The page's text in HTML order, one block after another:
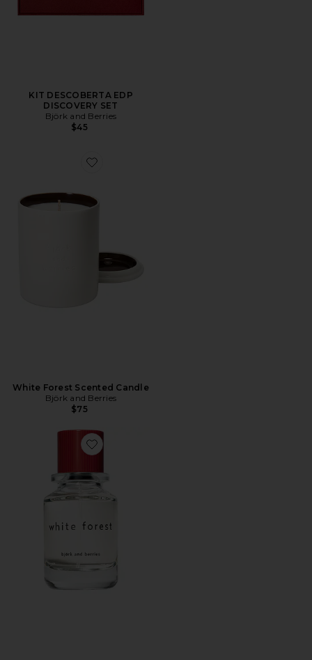
KIT DESCOBERTA EDP
DISCOVERY SET
Björk and Berries
$45
Favorite White Forest Scented Candle
White Forest Scented Candle
Björk and Berries
$75
Favorite White Forest Eau De Parfum